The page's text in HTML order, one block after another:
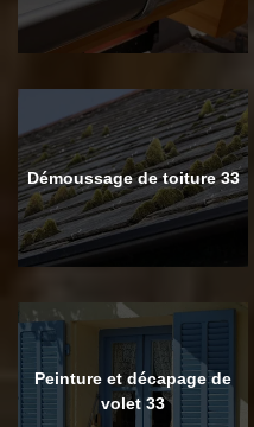
Démoussage de toiture 33
Peinture et décapage de
volet 33